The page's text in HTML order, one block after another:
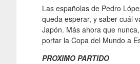
Las españolas de Pedro
queda esperar, y saber cuál
Japón. Más ahora que
portar la Copa del Mundo a
PROXIMO PARTIDO